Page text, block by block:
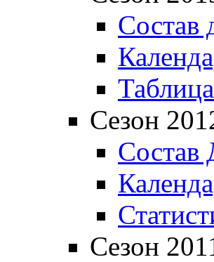
Состав
Сезон
Состав
Сезон